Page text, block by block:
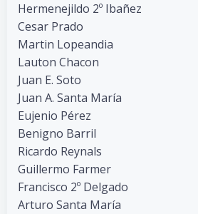
Hermenejildo 2º Ibañez
Cesar Prado
Martin Lopeandia
Lauton Chacon
Juan E. Soto
Juan A. Santa María
Eujenio Pérez
Benigno Barril
Ricardo Reynals
Guillermo Farmer
Francisco 2º Delgado
Arturo Santa María